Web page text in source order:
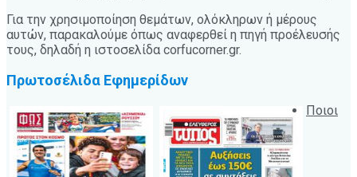
Για την χρησιμοποίηση θεμάτων, ολόκληρων ή μέρους
αυτών, παρακαλούμε όπως αναφερθεί η πηγή προέλευσής
τους, δηλαδή η ιστοσελίδα corfucorner.gr.
Πρωτοσέλιδα Εφημερίδων
Ποιοι